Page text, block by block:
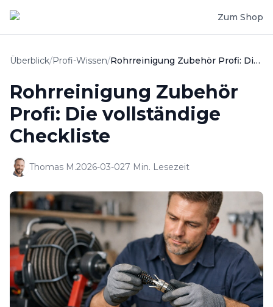
Zum Shop
Überblick/Profi-Wissen/ Rohrreinigung Zubehör Profi: Die vollständige Checkliste
Rohrreinigung Zubehör
Profi: Die vollständige
Checkliste
Thomas M.2026-03-027 Min. Lesezeit